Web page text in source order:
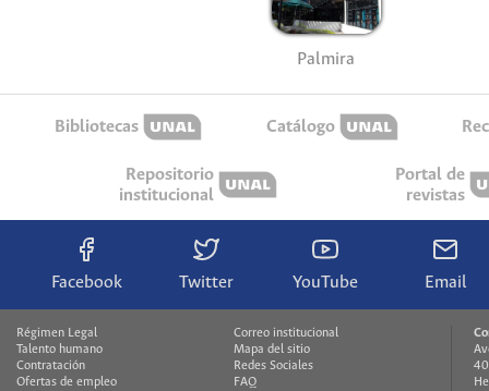
Palmira
Bibliotecas Catálogo
Repositorio
institucional
Portal de
revistas
Facebook Twitter YouTube Email
Régimen Legal
Talento humano
Contratación
Ofertas de empleo
Correo institucional
Mapa del sitio
Redes Sociales
FAQ